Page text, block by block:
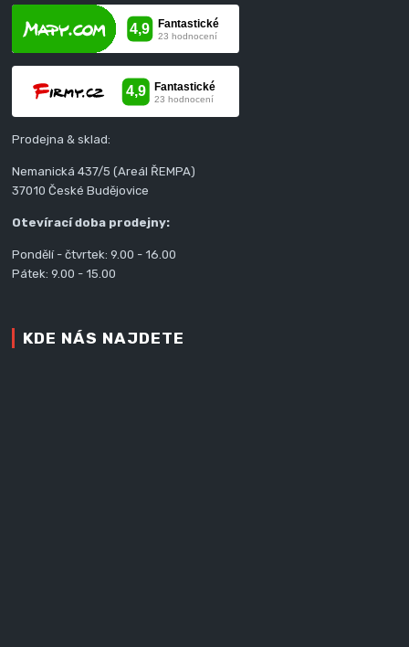
Prodejna & sklad:
Nemanická 437/5 (Areál ŘEMPA)
37010 České Budějovice
Otevírací doba prodejny:
Pondělí - čtvrtek: 9.00 - 16.00
Pátek: 9.00 - 15.00
KDE NÁS NAJDETE